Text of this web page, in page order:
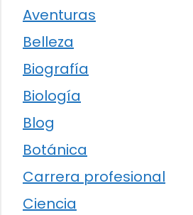
Aventuras
Belleza
Biografía
Biología
Blog
Botánica
Carrera profesional
Ciencia